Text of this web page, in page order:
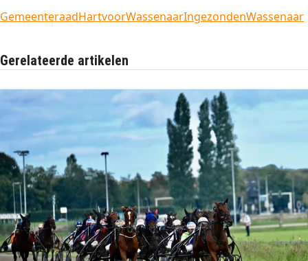
GemeenteraadHartvoorWassenaarIngezondenWassenaar
Gerelateerde artikelen